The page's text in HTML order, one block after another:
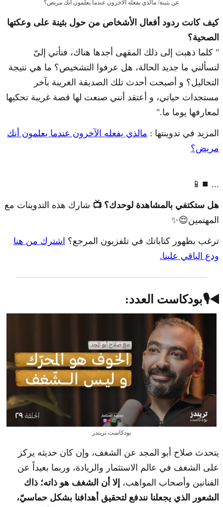
عن بثينة/ مالذي يفعله الآخرون عندما يعلمون أنك مريض؟
كيف كانت ردود أفعال الأشخاص من حول بثينة على وعكتها
الصحية؟
" كلما ذهبت إلى ذلك المقهى أجدها هناك، فتأتي إلىّ
لتسألني ما جديد الحالة، هل عرفوا التشخيص؟ ما هي نتيجة
التحاليل؟ و أصبحت أحدث تلك الصديقة الغريبة بآخر
مستجدات حياتي، و أعتقد أنني صنعت لها قصة غريبة تحكيها
لمعارفها يوما ما."
المزيد في تدوينتها : مالذي يفعله الآخرون عندما يعلمون أنك
مريض؟
📱⏹️ ...
هل ستكتفي بالمشاهدة لوحدك؟ 📺 شارك هذه التدوينات مع
المهتمين😌✨
ترغب بظهور كتاباتك في تلفزيون المرجع؟ اشترك من هنا
ودع الباقي علينا.
◀️🎙️بودكاست العدد:
بودكاست تريندز
يتحدث صلاح أبو المجد عن الشغف، وإن كان حديثه يركز
على الشغف في عالم الاستثمار والريادة، وربما بعيداً عن
الفنانين وأصحاب المواهب، إلا أن الشغف هو ذاته؛ ذاك
الشعور الذي يجعلنا نندفع لتحقيق أهدافنا بشكل حماسيّ،